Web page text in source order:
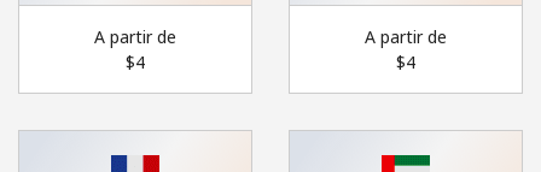
Rappel du mot de passe →
A partir de
⁦$4⁩
A partir de
⁦$4⁩